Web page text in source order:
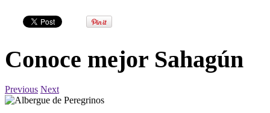
Conoce mejor Sahagún
Previous Next